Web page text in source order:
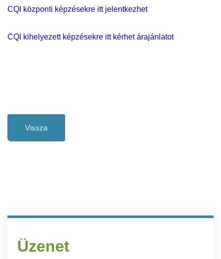
CQI központi képzésekre itt jelentkezhet
CQI kihelyezett képzésekre itt kérhet árajánlatot
Vissza
Üzenet